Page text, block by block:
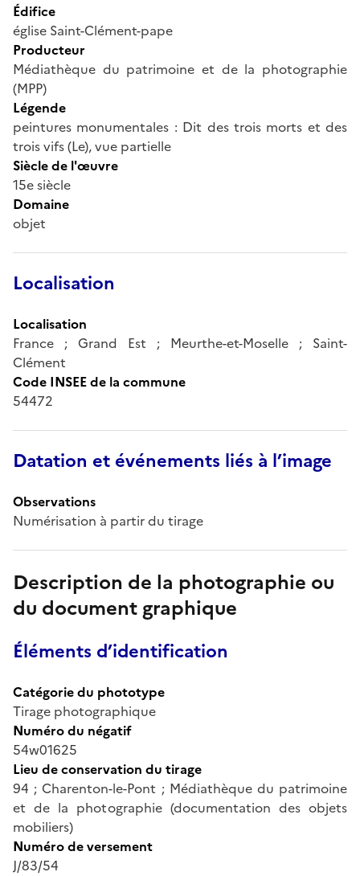
Édifice
église Saint-Clément-pape
Producteur
Médiathèque du patrimoine et de la photographie
(MPP)
Légende
peintures monumentales : Dit des trois morts et des
trois vifs (Le), vue partielle
Siècle de l'œuvre
15e siècle
Domaine
objet
Localisation
Localisation
France ; Grand Est ; Meurthe-et-Moselle ; Saint-
Clément
Code INSEE de la commune
54472
Datation et événements liés à l’image
Observations
Numérisation à partir du tirage
Description de la photographie ou
du document graphique
Éléments d’identification
Catégorie du phototype
Tirage photographique
Numéro du négatif
54w01625
Lieu de conservation du tirage
94 ; Charenton-le-Pont ; Médiathèque du patrimoine
et de la photographie (documentation des objets
mobiliers)
Numéro de versement
J/83/54